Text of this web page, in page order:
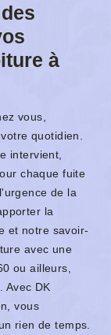
à
vous,
quotidien.
intervient,
chaque fuite
de la
la
et notre savoir-
avec une
ou ailleurs,
Avec DK
vous
rien de temps.